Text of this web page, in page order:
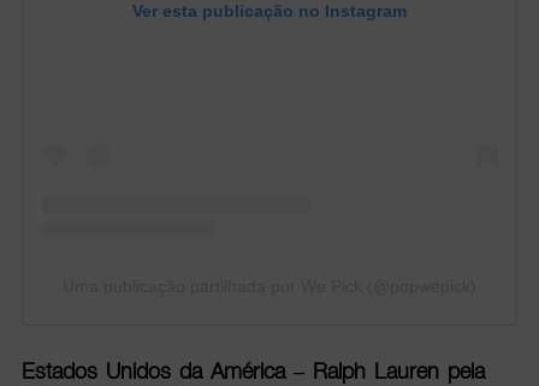
Ver esta publicação no Instagram
Estados Unidos da América – Ralph Lauren pela